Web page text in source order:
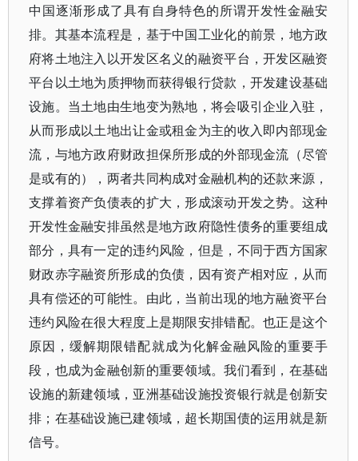
中国逐渐形成了具有自身特色的所谓开发性金融安
排。其基本流程是，基于中国工业化的前景，地方政
府将土地注入以开发区名义的融资平台，开发区融资
平台以土地为质押物而获得银行贷款，开发建设基础
设施。当土地由生地变为熟地，将会吸引企业入驻，
从而形成以土地出让金或租金为主的收入即内部现金
流，与地方政府财政担保所形成的外部现金流（尽管
是或有的），两者共同构成对金融机构的还款来源，
支撑着资产负债表的扩大，形成滚动开发之势。这种
开发性金融安排虽然是地方政府隐性债务的重要组成
部分，具有一定的违约风险，但是，不同于西方国家
财政赤字融资所形成的负债，因有资产相对应，从而
具有偿还的可能性。由此，当前出现的地方融资平台
违约风险在很大程度上是期限安排错配。也正是这个
原因，缓解期限错配就成为化解金融风险的重要手
段，也成为金融创新的重要领域。我们看到，在基础
设施的新建领域，亚洲基础设施投资银行就是创新安
排；在基础设施已建领域，超长期国债的运用就是新
信号。